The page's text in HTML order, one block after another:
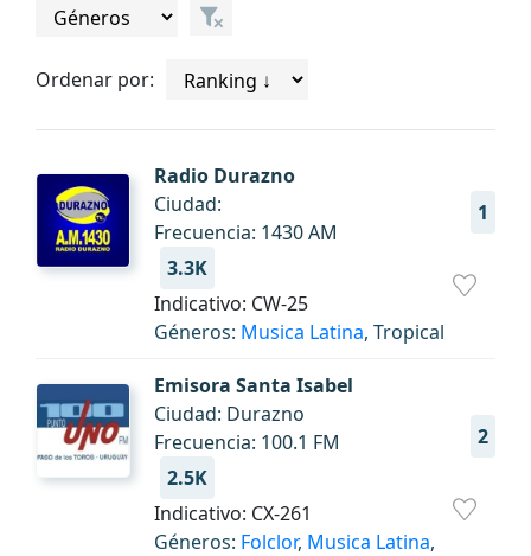
Ordenar por:
Radio Durazno
1
Ciudad:
Frecuencia: 1430 AM
3.3K
Indicativo: CW-25
Géneros: Musica Latina, Tropical
Emisora Santa Isabel
2
Ciudad: Durazno
Frecuencia: 100.1 FM
2.5K
Indicativo: CX-261
Géneros: Folclor, Musica Latina,